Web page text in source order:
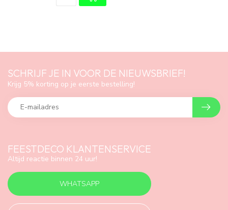
FEESTDECO KLANTENSERVICE
Altijd reactie binnen 24 uur!
WHATSAPP
SCHRIJF JE IN VOOR DE NIEUWSBRIEF!
Krijg 5% korting op je eerste bestelling!